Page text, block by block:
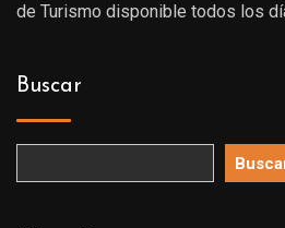
de Turismo disponible todos los
Buscar